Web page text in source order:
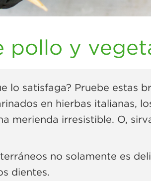
pollo y
lo satisfaga? Pruebe estas
en hierbas italianas,
merienda irresistible. O,
no solamente es
dientes.